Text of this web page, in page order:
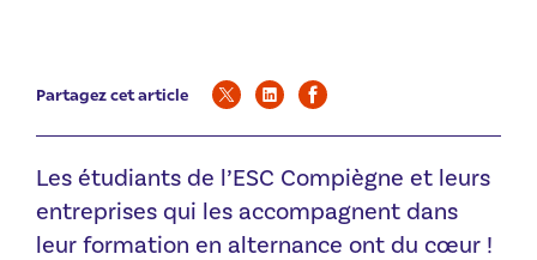
Partagez cet article
Les étudiants de l’ESC Compiègne et leurs
entreprises qui les accompagnent dans
leur formation en alternance ont du cœur !